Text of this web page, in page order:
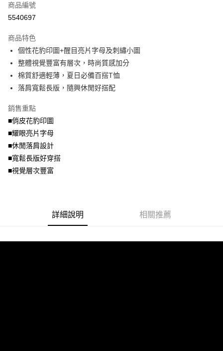
【大哥付你分期使用說明】
1.本服務由台灣大哥大提供，台灣大哥大用戶可立即使用無須另外申請。
流程，驗證手機門號後，選擇欲分期的期數、繳款截止日，確認付款後即完
成交易。
3.實際核准額度、可分期數及費用金額請依後續交易確認頁面所載為準。
4.訂單成立30分鐘內，如未前往確認交易或遇審核未通過，訂單將自動取
法說明評估內容。
【繳款方式說明】
醒簡訊。
帳／街口支付／iPASS MONEY」等通路繳費。
【注意事項】
1.本服務係由「台灣大哥大股份有限公司」（以下簡稱本公司）所提供，讓
用戶於交易時，得透過本服務購買商品或服務，並由商店將買賣／分期付款
買賣價金債權讓與本公司後，依約使用本公司帳單繳交帳款。
AFTEE先享後付
【關於「AFTEE先享後付」】
AFTEE先享後付是「在收到商品之後才付款」的支付方式。 讓您購物簡單
便利好安心！
１．簡單：不需註冊會員、不需綁卡、不需儲值。
２．便利：只要手機號碼，簡訊認證，即可結帳。
３．安心：先確認商品／服務後，再付款。
１．於結帳方式選擇「AFTEE先享後付」後，將跳轉至「AFTEE先享後付」
結帳頁面，進行簡訊認證並確認金額後，即可完成結帳。
３．收到繳費通知簡訊後14天內，點擊此簡訊中的連結，可透過四大超商／
ATM／網路銀行／等多元方式進行付款，方視為交易完成。
※ 請注意：結帳手續完成當下不需立刻繳費，但若您需要取消訂單，請聯絡
購買商品的店家。未經商家同意取消之訂單仍視為有效，需透過AFTEE先享
後付繳納相關費用。
１．透過由恩沛科技股份有限公司提供之「AFTEE先享後付」服務完成之交
ATM付款
全家取貨付款
付款後全家取貨
每筆NT$70，滿NT$699(含以上)免運費
7-11取貨付款
每筆NT$70，滿NT$799(含以上)免運費
每筆NT$100，滿NT$1,000(含以上)免運費
商品編號
5540697
商品特色
個性花豹印圖+醒目亮片字母及刺繡小圖
整體視覺豐富有層次，時尚質感加分
棉質舒適輕薄，夏日必備百搭T恤
落肩寬鬆長版，隨興休閒好搭配
銷售重點
■俏皮花豹印圖
■耀眼亮片字母
■休閒落肩設計
■寬鬆長版好穿搭
■視覺層次豐富
詳細說明 相關推薦